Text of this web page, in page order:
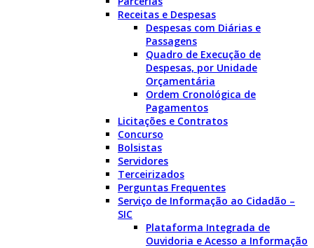
Receitas e Despesas
Despesas com Diárias e
Passagens
Quadro de Execução de
Despesas, por Unidade
Orçamentária
Ordem Cronológica de
Pagamentos
Licitações e Contratos
Concurso
Bolsistas
Servidores
Terceirizados
Perguntas Frequentes
Serviço de Informação ao Cidadão –
SIC
Plataforma Integrada de
Ouvidoria e Acesso a Informação